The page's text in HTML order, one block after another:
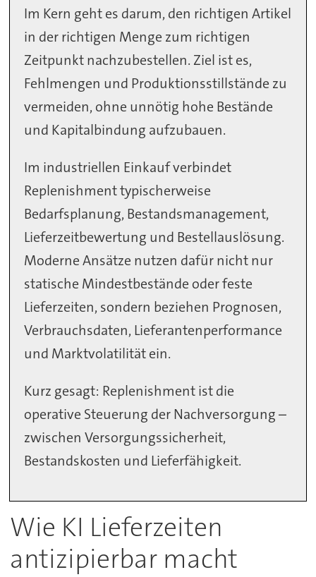
Im Kern geht es darum, den richtigen Artikel
in der richtigen Menge zum richtigen
Zeitpunkt nachzubestellen. Ziel ist es,
Fehlmengen und Produktionsstillstände zu
vermeiden, ohne unnötig hohe Bestände
und Kapitalbindung aufzubauen.
Im industriellen Einkauf verbindet
Replenishment typischerweise
Bedarfsplanung, Bestandsmanagement,
Lieferzeitbewertung und Bestellauslösung.
Moderne Ansätze nutzen dafür nicht nur
statische Mindestbestände oder feste
Lieferzeiten, sondern beziehen Prognosen,
Verbrauchsdaten, Lieferantenperformance
und Marktvolatilität ein.
Kurz gesagt: Replenishment ist die
operative Steuerung der Nachversorgung –
zwischen Versorgungssicherheit,
Bestandskosten und Lieferfähigkeit.
Wie KI Lieferzeiten
antizipierbar macht